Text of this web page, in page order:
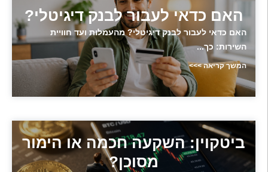
האם כדאי לעבור לבנק דיגיטלי?
האם כדאי לעבור לבנק דיגיטלי? מהעמלות ועד חוויית
השירות: כך...
המשך קריאה >>>
ביטקוין: השקעה חכמה או הימור
מסוכן?